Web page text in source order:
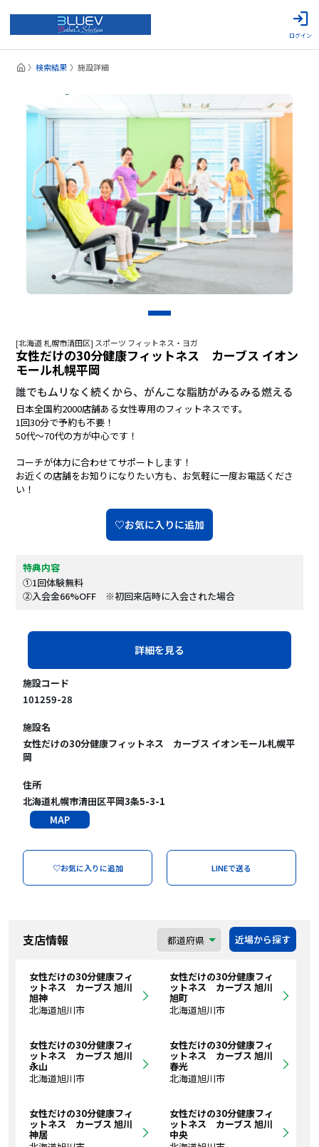
ログイン
検索結果 施設詳細
[北海道 札幌市清田区] スポーツ フィットネス・ヨガ
女性だけの30分健康フィットネス カーブス イオン
モール札幌平岡
誰でもムリなく続くから、がんこな脂肪がみるみる燃える
日本全国約2000店舗ある女性専用のフィットネスです。
1回30分で予約も不要！
50代～70代の方が中心です！
コーチが体力に合わせてサポートします！
お近くの店舗をお知りになりたい方も、お気軽に一度お電話くださ
い！
♡お気に入りに追加
特典内容
①1回体験無料
②入会金66%OFF ※初回来店時に入会された場合
詳細を見る
施設コード
101259-28
施設名
女性だけの30分健康フィットネス カーブス イオンモール札幌平
岡
住所
北海道札幌市清田区平岡3条5-3-1
MAP
♡お気に入りに追加 LINEで送る
支店情報 近場から探す
女性だけの30分健康フィ
ットネス カーブス 旭川
旭神
北海道旭川市
女性だけの30分健康フィ
ットネス カーブス 旭川
旭町
北海道旭川市
女性だけの30分健康フィ
ットネス カーブス 旭川
永山
北海道旭川市
女性だけの30分健康フィ
ットネス カーブス 旭川
春光
北海道旭川市
女性だけの30分健康フィ
ットネス カーブス 旭川
神居
女性だけの30分健康フィ
ットネス カーブス 旭川
中央